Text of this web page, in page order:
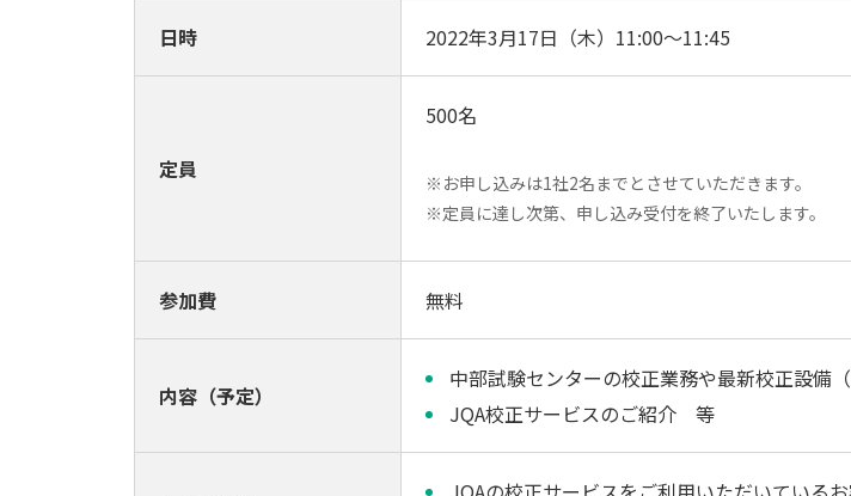
日時 2022年3月17日（木）11:00～11:45
定員
500名
※お申し込みは1社2名までとさせていただきます。
※定員に達し次第、申し込み受付を終了いたします。
参加費 無料
内容（予定）
中部試験センターの校正業務や最新校正設備
JQA校正サービスのご紹介 等